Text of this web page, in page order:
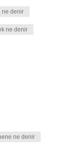
ne denir
ne denir
ne denir